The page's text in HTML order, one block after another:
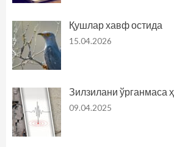
Қушлар хавф остида
15.04.2026
Зилзилани ўрганмаса
09.04.2025